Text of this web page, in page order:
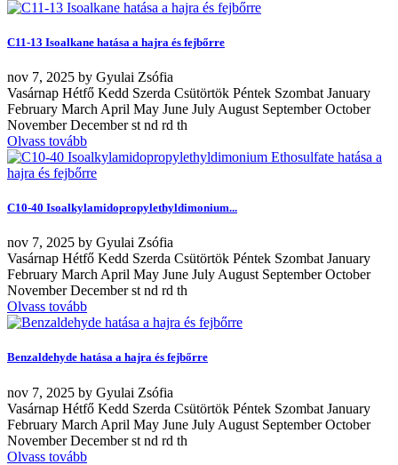
C11-13 Isoalkane hatása a hajra és fejbőrre
nov 7, 2025 by Gyulai Zsófia
Vasárnap Hétfő Kedd Szerda Csütörtök Péntek Szombat January
February March April May June July August September October
November December st nd rd th
Olvass tovább
C10-40 Isoalkylamidopropylethyldimonium...
nov 7, 2025 by Gyulai Zsófia
Vasárnap Hétfő Kedd Szerda Csütörtök Péntek Szombat January
February March April May June July August September October
November December st nd rd th
Olvass tovább
Benzaldehyde hatása a hajra és fejbőrre
nov 7, 2025 by Gyulai Zsófia
Vasárnap Hétfő Kedd Szerda Csütörtök Péntek Szombat January
February March April May June July August September October
November December st nd rd th
Olvass tovább